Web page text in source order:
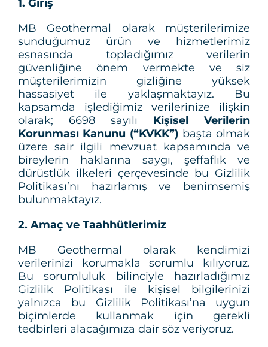
1. Giriş
MB Geothermal olarak müşterilerimize
sunduğumuz ürün ve hizmetlerimiz
esnasında topladığımız verilerin
güvenliğine önem vermekte ve siz
müşterilerimizin gizliğine yüksek
hassasiyet ile yaklaşmaktayız. Bu
kapsamda işlediğimiz verilerinize ilişkin
olarak; 6698 sayılı Kişisel Verilerin
Korunması Kanunu (“KVKK”) başta olmak
üzere sair ilgili mevzuat kapsamında ve
bireylerin haklarına saygı, şeffaflık ve
dürüstlük ilkeleri çerçevesinde bu Gizlilik
Politikası’nı hazırlamış ve benimsemiş
bulunmaktayız.
2. Amaç ve Taahhütlerimiz
MB Geothermal olarak kendimizi
verilerinizi korumakla sorumlu kılıyoruz.
Bu sorumluluk bilinciyle hazırladığımız
Gizlilik Politikası ile kişisel bilgilerinizi
yalnızca bu Gizlilik Politikası’na uygun
biçimlerde kullanmak için gerekli
tedbirleri alacağımıza dair söz veriyoruz.